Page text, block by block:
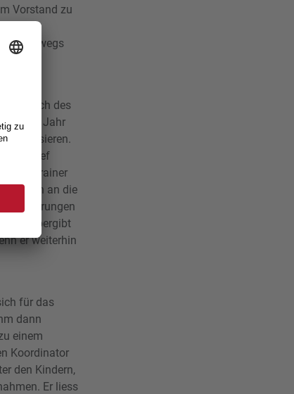
Vorstand zu
sie
unterwegs
des
im Jahr
organisieren.
Athleten an die
Wanderungen
und übergibt
er weiterhin
für das
dann
einem
Koordinator
den Kindern,
Er liess